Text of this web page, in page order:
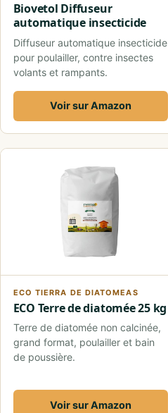
Biovetol Diffuseur
automatique insecticide
Diffuseur automatique insecticide
pour poulailler, contre insectes
volants et rampants.
Voir sur Amazon
ECO TIERRA DE DIATOMEAS
ECO Terre de diatomée 25 kg
Terre de diatomée non calcinée,
grand format, poulailler et bain
de poussière.
Voir sur Amazon